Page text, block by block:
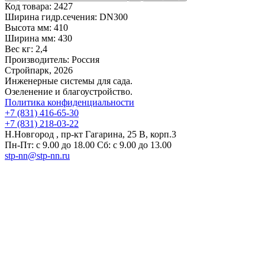
Код товара: 2427
Ширина гидр.сечения: DN300
Высота мм: 410
Ширина мм: 430
Вес кг: 2,4
Производитель: Россия
Стройпарк, 2026
Инженерные системы для сада.
Озеленение и благоустройство.
Политика конфиденциальности
+7 (831) 416-65-30
+7 (831) 218-03-22
Н.Новгород , пр-кт Гагарина, 25 В, корп.3
Пн-Пт: с 9.00 до 18.00 Сб: с 9.00 до 13.00
stp-nn@stp-nn.ru